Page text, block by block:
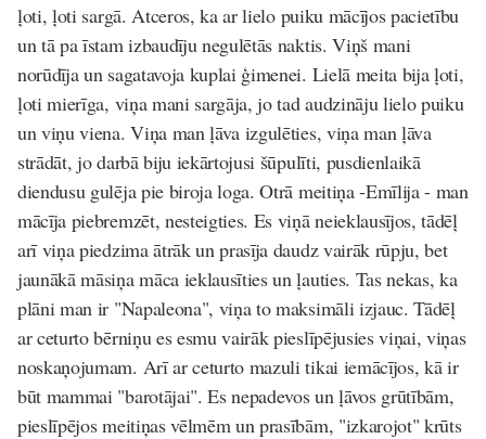
ļoti, ļoti sargā. Atceros, ka ar lielo puiku mācījos pacietību
un tā pa īstam izbaudīju negulētās naktis. Viņš mani
norūdīja un sagatavoja kuplai ģimenei. Lielā meita bija ļoti,
ļoti mierīga, viņa mani sargāja, jo tad audzināju lielo puiku
un viņu viena. Viņa man ļāva izgulēties, viņa man ļāva
strādāt, jo darbā biju iekārtojusi šūpulīti, pusdienlaikā
diendusu gulēja pie biroja loga. Otrā meitiņa -Emīlija - man
mācīja piebremzēt, nesteigties. Es viņā neieklausījos, tādēļ
arī viņa piedzima ātrāk un prasīja daudz vairāk rūpju, bet
jaunākā māsiņa māca ieklausīties un ļauties. Tas nekas, ka
plāni man ir "Napaleona", viņa to maksimāli izjauc. Tādēļ
ar ceturto bērniņu es esmu vairāk pieslīpējusies viņai, viņas
noskaņojumam. Arī ar ceturto mazuli tikai iemācījos, kā ir
būt mammai "barotājai". Es nepadevos un ļāvos grūtībām,
pieslīpējos meitiņas vēlmēm un prasībām, "izkarojot" krūts